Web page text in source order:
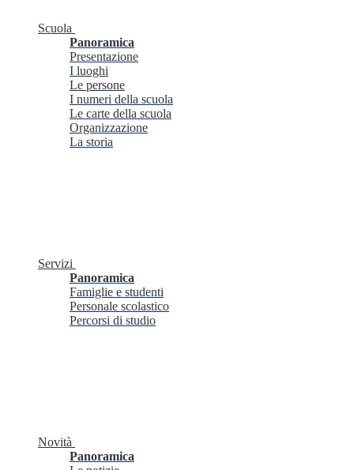
Scuola
Panoramica
Presentazione
I luoghi
Le persone
I numeri della scuola
Le carte della scuola
Organizzazione
La storia
Servizi
Panoramica
Famiglie e studenti
Personale scolastico
Percorsi di studio
Novità
Panoramica